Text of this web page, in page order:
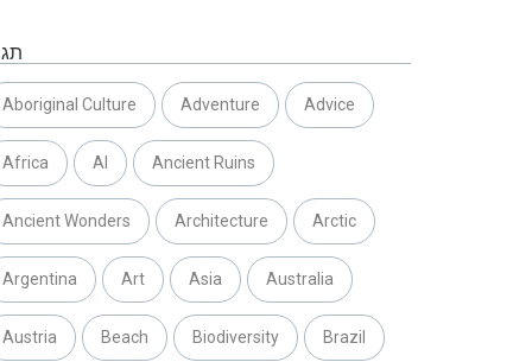
Aboriginal Culture Adventure Advice
Africa AI Ancient Ruins
Ancient Wonders Architecture Arctic
Argentina Art Asia Australia
Austria Beach Biodiversity Brazil